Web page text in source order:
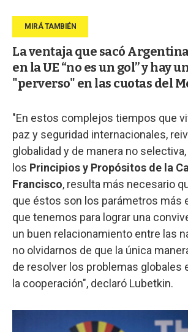
La ventaja que sacó
en la UE “no es un gol” y hay
"perverso" en las cuotas del
"En estos complejos tiempos que
paz y seguridad internacionales,
globalidad y de manera no
los Principios y Propósitos de la
Francisco, resulta más necesario
que éstos son los parámetros más
que tenemos para lograr una
un buen relacionamiento entre las
no olvidarnos de que la única
de resolver los problemas globales
la cooperación", declaró Lubetkin.